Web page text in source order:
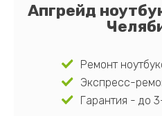
Апгрейд
Ремонт
Экспресс-
Гарантия - до